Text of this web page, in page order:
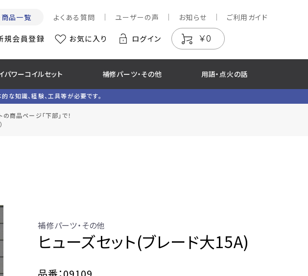
品一覧 よくある質問 ユーザーの声 お知らせ ご利用ガイド
規会員登録 お気に入り ログイン ￥0
パワーコイルセット 補修パーツ・その他 用語・点火の話
な知識、経験、工具等が必要です。
商品ページ「下部」で！
補修パーツ・その他
ヒューズセット(ブレード大15A)